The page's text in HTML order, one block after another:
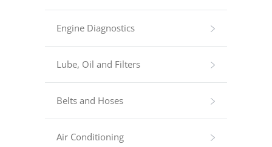
Engine Diagnostics
Lube, Oil and Filters
Belts and Hoses
Air Conditioning